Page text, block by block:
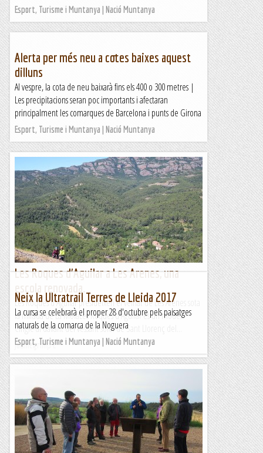
Esport, Turisme i Muntanya | Nació Muntanya
Alerta per més neu a cotes baixes aquest
dilluns
Al vespre, la cota de neu baixarà fins els 400 o 300 metres |
Les precipitacions seran poc importants i afectaran
principalment les comarques de Barcelona i punts de Girona
Esport, Turisme i Muntanya | Nació Muntanya
Les Roques d'Aguilar a Les Arenes, una
Les Roques d'Aguilar presideixen el veïnat de Les Arenes sota
la mirada de La MolaLes Roques d'Aguilar és un modest
Cingle al davant del vessant solei de Sant Llorenç del...
Jaumegrimp 2
Neix la Ultratrail Terres de Lleida 2017
La cursa se celebrarà el proper 28 d'octubre pels paisatges
naturals de la comarca de la Noguera
Esport, Turisme i Muntanya | Nació Muntanya